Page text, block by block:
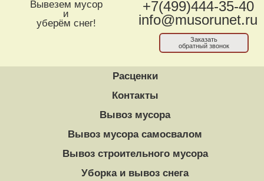
Вывезем мусор
и
уберём снег!
+7(499)444-35-40
info@musorunet.ru
Заказать
обратный звонок
Расценки
Контакты
Вывоз мусора
Вывоз мусора самосвалом
Вывоз строительного мусора
Уборка и вывоз снега